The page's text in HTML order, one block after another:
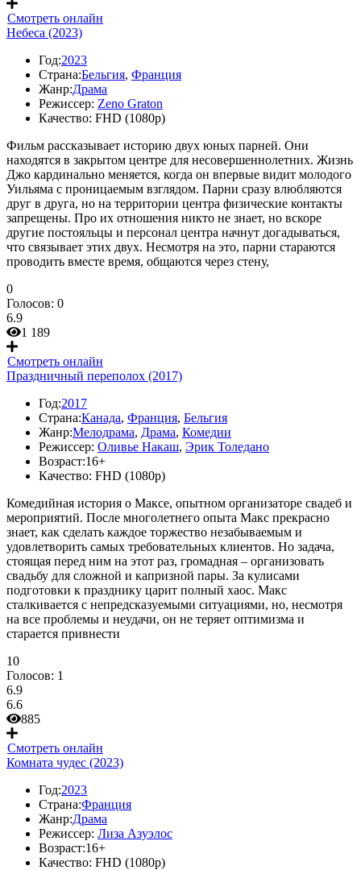
Смотреть онлайн
Небеса (2023)
Год:2023
Страна:Бельгия, Франция
Жанр:Драма
Режиссер: Zeno Graton
Качество: FHD (1080p)
Фильм рассказывает историю двух юных парней. Они
находятся в закрытом центре для несовершеннолетних. Жизнь
Джо кардинально меняется, когда он впервые видит молодого
Уильяма с проницаемым взглядом. Парни сразу влюбляются
друг в друга, но на территории центра физические контакты
запрещены. Про их отношения никто не знает, но вскоре
другие постояльцы и персонал центра начнут догадываться,
что связывает этих двух. Несмотря на это, парни стараются
проводить вместе время, общаются через стену,
0
Голосов: 0
6.9
1 189
Смотреть онлайн
Праздничный переполох (2017)
Год:2017
Страна:Канада, Франция, Бельгия
Жанр:Мелодрама, Драма, Комедии
Режиссер: Оливье Накаш, Эрик Толедано
Возраст:16+
Качество: FHD (1080p)
Комедийная история о Максе, опытном организаторе свадеб и
мероприятий. После многолетнего опыта Макс прекрасно
знает, как сделать каждое торжество незабываемым и
удовлетворить самых требовательных клиентов. Но задача,
стоящая перед ним на этот раз, громадная – организовать
свадьбу для сложной и капризной пары. За кулисами
подготовки к празднику царит полный хаос. Макс
сталкивается с непредсказуемыми ситуациями, но, несмотря
на все проблемы и неудачи, он не теряет оптимизма и
старается привнести
10
Голосов: 1
6.9
6.6
885
Смотреть онлайн
Комната чудес (2023)
Год:2023
Страна:Франция
Жанр:Драма
Режиссер: Лиза Азуэлос
Возраст:16+
Качество: FHD (1080p)